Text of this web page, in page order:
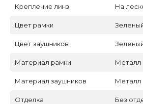
Крепление линз На
Цвет рамки
Цвет заушников
Материал рамки Металл
Материал заушников Металл
Отделка Без